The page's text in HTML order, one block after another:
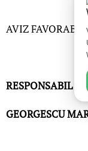
AVIZ FAVORABIL
RESPONSABIL
GEORGESCU